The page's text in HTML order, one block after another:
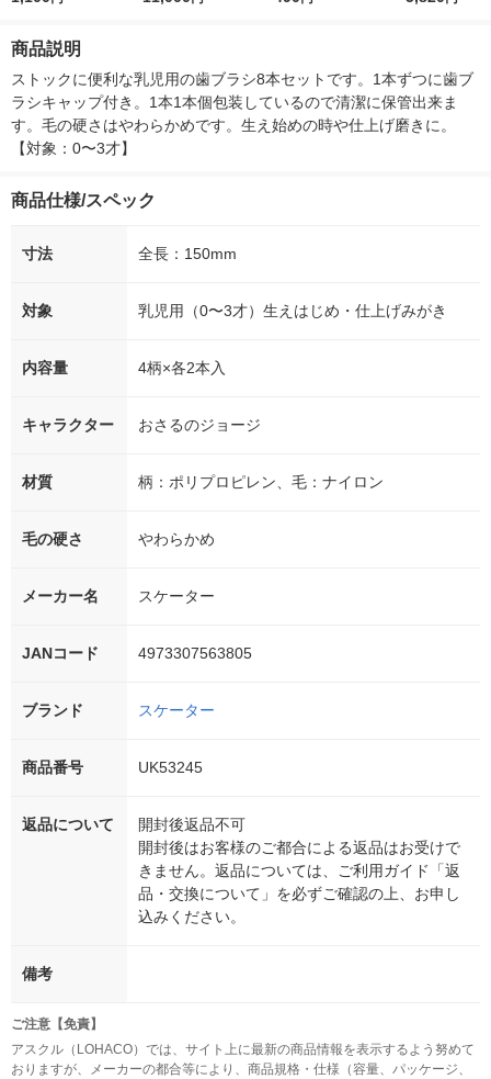
商品説明
ストックに便利な乳児用の歯ブラシ8本セットです。1本ずつに歯ブ
ラシキャップ付き。1本1本個包装しているので清潔に保管出来ま
す。毛の硬さはやわらかめです。生え始めの時や仕上げ磨きに。
【対象：0〜3才】
商品仕様/スペック
寸法 全長：150mm
対象 乳児用（0〜3才）生えはじめ・仕上げみがき
内容量 4柄×各2本入
キャラクター おさるのジョージ
材質 柄：ポリプロピレン、毛：ナイロン
毛の硬さ やわらかめ
メーカー名 スケーター
JANコード 4973307563805
ブランド スケーター
商品番号 UK53245
返品について
開封後返品不可
開封後はお客様のご都合による返品はお受けで
きません。返品については、ご利用ガイド「返
品・交換について」を必ずご確認の上、お申し
込みください。
備考
ご注意【免責】
アスクル（LOHACO）では、サイト上に最新の商品情報を表示するよう努めて
おりますが、メーカーの都合等により、商品規格・仕様（容量、パッケージ、